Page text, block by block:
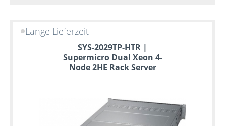
Lange Lieferzeit
SYS-2029TP-HTR |
Supermicro Dual Xeon 4-
Node 2HE Rack Server